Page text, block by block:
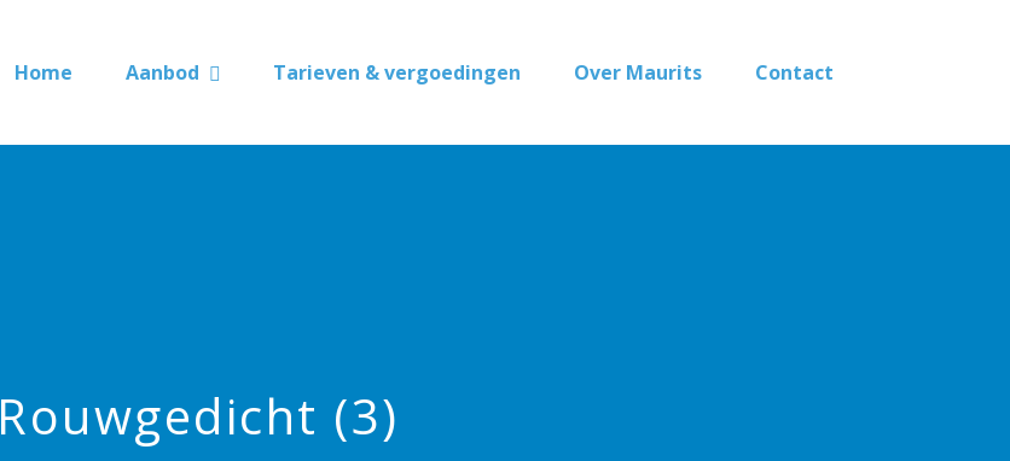
Home Aanbod Tarieven & vergoedingen Over Maurits Contact
Rouwgedicht (3)